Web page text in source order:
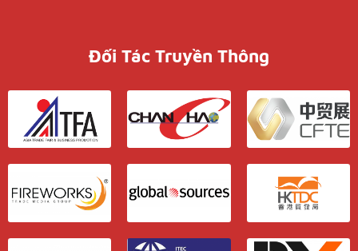
Đối Tác Truyền Thông